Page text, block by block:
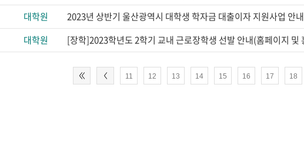
대학원 2023년 상반기 울산광역시 대학생 학자금 대출이자 지원사업 안내
대학원
11 12 13 14 15 16 17 18